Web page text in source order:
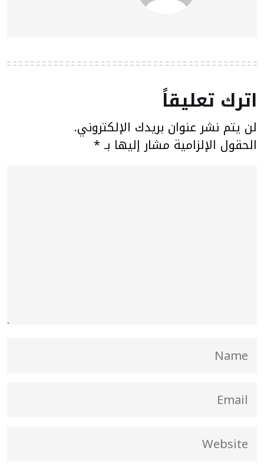
اترك تعليقاً
لن يتم نشر عنوان بريدك الإلكتروني.
الحقول الإلزامية مشار إليها بـ *